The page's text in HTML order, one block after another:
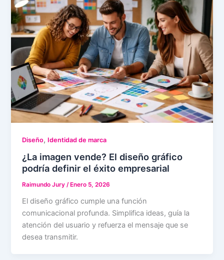
Diseño, Identidad de marca
¿La imagen vende? El diseño gráfico
podría definir el éxito empresarial
Raimundo Jury/ Enero 5, 2026
El diseño gráfico cumple una función
comunicacional profunda. Simplifica ideas, guía la
atención del usuario y refuerza el mensaje que se
desea transmitir.